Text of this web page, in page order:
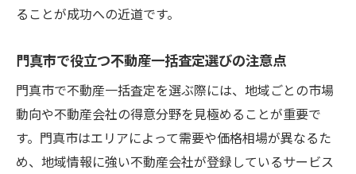
ることが成功への近道です。
門真市で役立つ不動産一括査定選びの注意点
門真市で不動産一括査定を選ぶ際には、地域ごとの市場
動向や不動産会社の得意分野を見極めることが重要で
す。門真市はエリアによって需要や価格相場が異なるた
め、地域情報に強い不動産会社が登録しているサービス